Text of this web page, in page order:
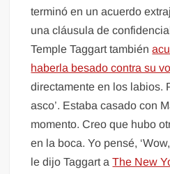
terminó en un acuerdo
una cláusula de
Temple Taggart también
haberla besado contra su
directamente en los labios.
asco’. Estaba casado con
momento. Creo que hubo
en la boca. Yo pensé,
le dijo Taggart aThe New